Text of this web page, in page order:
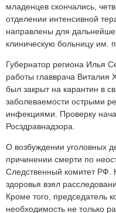
младенцев скончались,
отделении интенсивной
направлены для
клиническую больницу им.
Губернатор региона Илья
работы главврача Виталия
был закрыт на карантин в
заболеваемости острыми
инфекциями. Проверку
Росздравнадзора.
О возбуждении уголовных
причинении смерти по
Следственный комитет РФ.
здоровья взял
Кроме того, председатель
необходимость не только